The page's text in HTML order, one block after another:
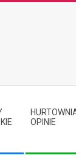
OPINIE